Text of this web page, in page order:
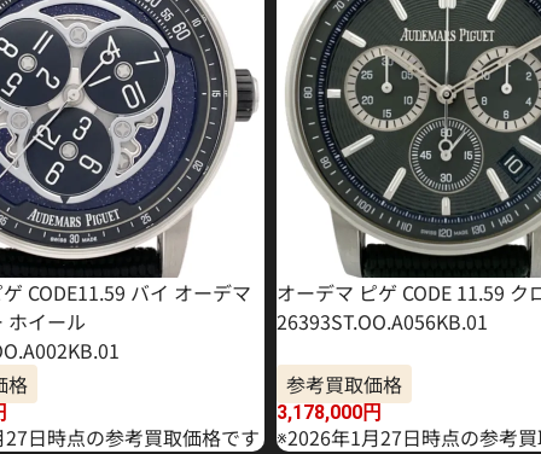
CODE11.59 バイ オーデマ
ホイール
格
日時点の参考買取価格です
オーデマ ピゲ CODE 11.59 ク
26393ST.OO.A056KB.01
参考買取価格
3,178,000円
※2026年1月27日時点の参考